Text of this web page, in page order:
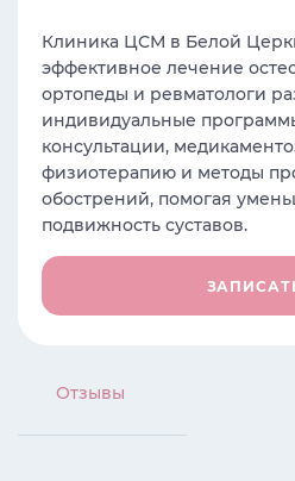
Клиника ЦСМ в Белой
эффективное лечение
ортопеды и ревматологи
индивидуальные
консультации,
физиотерапию и методы
обострений, помогая
подвижность суставов.
Отзывы